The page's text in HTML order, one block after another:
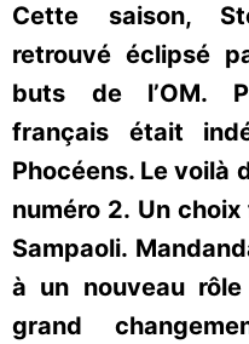
Cette saison,
retrouvé éclipsé
buts de l’OM.
français était
Phocéens. Le voilà
numéro 2. Un
Sampaoli.
à un nouveau
grand